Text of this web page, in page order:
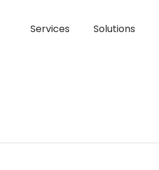
Services Solutions